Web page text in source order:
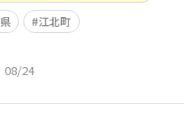
江北町
08/24